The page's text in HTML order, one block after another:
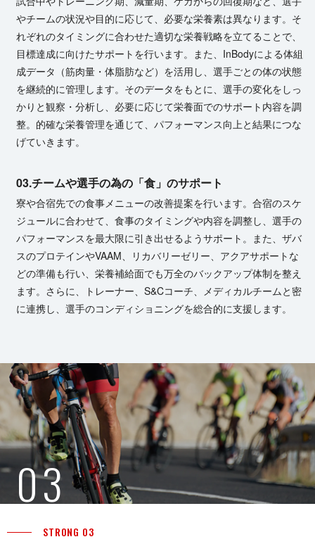
やチームの状況や目的に応じて、必要な栄養素は異なります。そ
れぞれのタイミングに合わせた適切な栄養戦略を立てることで、
目標達成に向けたサポートを行います。また、InBodyによる体組
成データ（筋肉量・体脂肪など）を活用し、選手ごとの体の状態
を継続的に管理します。そのデータをもとに、選手の変化をしっ
かりと観察・分析し、必要に応じて栄養面でのサポート内容を調
整。的確な栄養管理を通じて、パフォーマンス向上と結果につな
げてい き ま す 。
03.チームや選手の為の「食」のサポート
寮や合宿先での食事メニューの改善提案を行います。合宿のスケ
ジュールに合わせて、食事のタイミングや内容を調整し、選手の
パフォーマンスを最大限に引き出せるようサポート。また、ザバ
スのプロテインやVAAM、リカバリーゼリー、アクアサポートな
どの準備も行い、栄養補給面でも万全のバックアップ体制を整え
ます。さらに、トレーナー、S&Cコーチ、メディカルチームと密
に連携し、選手のコンディショニングを総合的に支援 し ま す 。
0 3
STRONG 03